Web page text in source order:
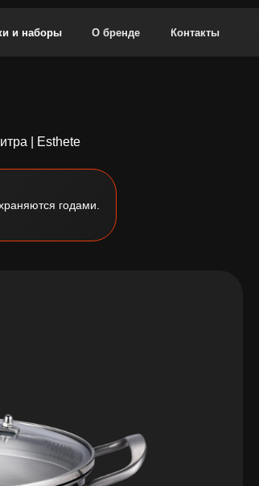
Контакты
О бренде
и наборы
| Esthete
годами.